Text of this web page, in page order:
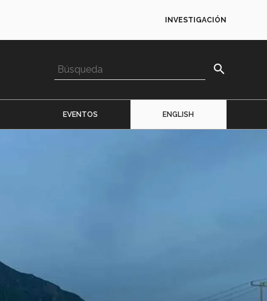
INVESTIGACIÓN
search
EVENTOS ENGLISH